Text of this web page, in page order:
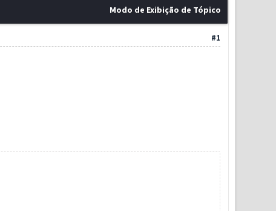
Modo de Exibição de Tópico
#1